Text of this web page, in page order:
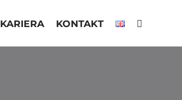
KARIERA KONTAKT